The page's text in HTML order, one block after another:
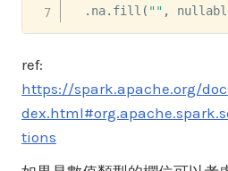
. na. fill ( "" ,
ref:
https://spark.apache.org/
tions